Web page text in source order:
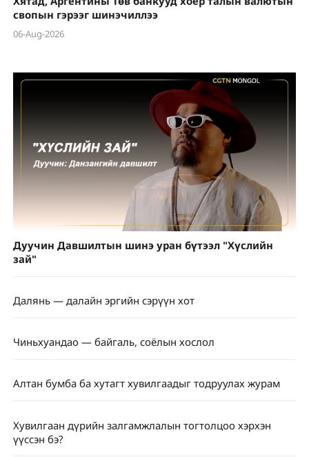
свопын гэрээг шинэчиллээ
06-Aug-2026
Дуучин Давшилтын шинэ уран бүтээл "Хүслийн
зай"
Далянь — далайн эргийн сэрүүн хот
Чиньхуандао — байгаль, соёлын хослол
Алтан бумба ба хутагт хувилгаадыг тодруулах журам
Хувилгаан дүрийн залгамжлалын тогтолцоо хэрхэн
үүссэн бэ?